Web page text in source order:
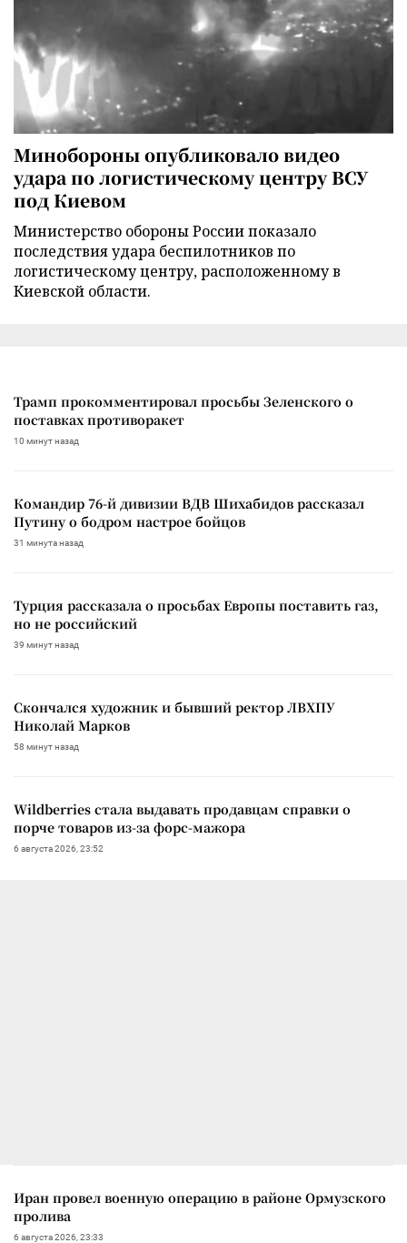
Минобороны опубликовало видео
удара по логистическому центру ВСУ
под Киевом
Министерство обороны России показало
последствия удара беспилотников по
логистическому центру, расположенному в
Киевской области.
Трамп прокомментировал просьбы Зеленского о
поставках противоракет
10 минут назад
Командир 76-й дивизии ВДВ Шихабидов рассказал
Путину о бодром настрое бойцов
31 минута назад
Турция рассказала о просьбах Европы поставить газ,
но не российский
39 минут назад
Скончался художник и бывший ректор ЛВХПУ
Николай Марков
58 минут назад
Wildberries стала выдавать продавцам справки о
порче товаров из-за форс-мажора
6 августа 2026, 23:52
Иран провел военную операцию в районе Ормузского
пролива
6 августа 2026, 23:33